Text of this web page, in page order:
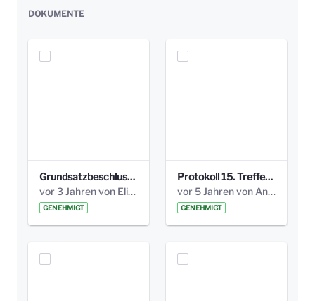
DOKUMENTE
Grundsatzbeschluss Bismarckplatz_440_2021.pdf
vor 3 Jahren von Elisa Söll
GENEHMIGT
Protokoll 15. Treffen 20161006 AG Bismarckplatz.pdf
vor 5 Jahren von Anni Schlumberger
GENEHMIGT